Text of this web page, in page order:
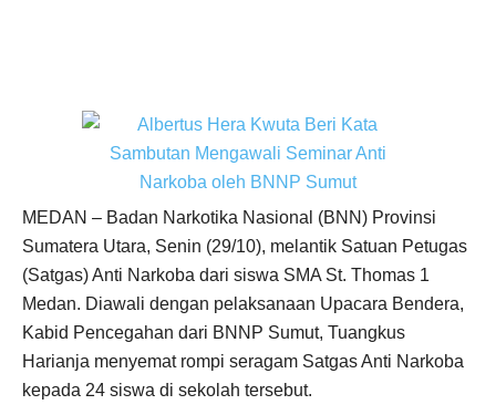
MEDAN – Badan Narkotika Nasional (BNN) Provinsi
Sumatera Utara, Senin (29/10), melantik Satuan Petugas
(Satgas) Anti Narkoba dari siswa SMA St. Thomas 1
Medan. Diawali dengan pelaksanaan Upacara Bendera,
Kabid Pencegahan dari BNNP Sumut, Tuangkus
Harianja menyemat rompi seragam Satgas Anti Narkoba
kepada 24 siswa di sekolah tersebut.